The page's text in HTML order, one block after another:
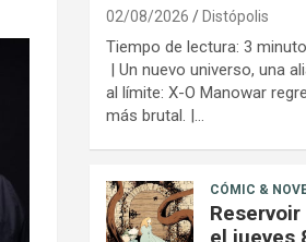
02/08/2026 Distópolis
Tiempo de lectura: 3
| Un nuevo universo, una
al límite: X-O Manowar
más brutal. |…
CÓMIC &